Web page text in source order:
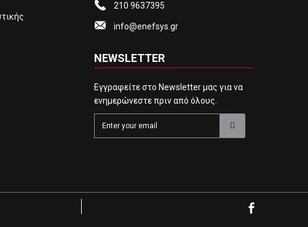
210 9637395
info@enefsys.gr
NEWSLETTER
Εγγραφείτε στο Newsletter μας για να
ενημερώνεστε πριν από όλους.